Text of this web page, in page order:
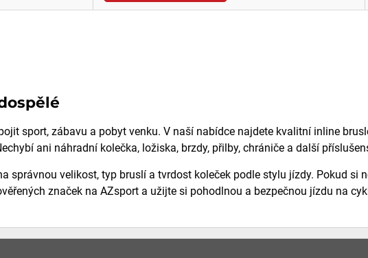
sport, zábavu a pobyt venku. V naší nabídce najdete kvalitní inline
ani náhradní kolečka, ložiska, brzdy, přilby, chrániče a další
správnou velikost, typ bruslí a tvrdost koleček podle stylu jízdy. Pokud si
značek na AZsport a užijte si pohodlnou a bezpečnou jízdu na